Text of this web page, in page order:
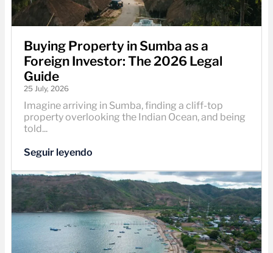
Buying Property in Sumba as a
Foreign Investor: The 2026 Legal
Guide
25 July, 2026
Imagine arriving in Sumba, finding a cliff-top
property overlooking the Indian Ocean, and being
told...
Seguir leyendo